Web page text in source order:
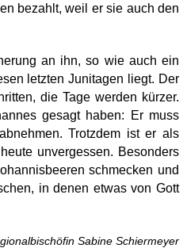
bezahlt, weil er sie auch den
an ihn, so wie auch ein
letzten Junitagen liegt. Der
die Tage werden kürzer.
gesagt haben: Er muss
Trotzdem ist er als
unvergessen. Besonders
schmecken und
in denen etwas von Gott
Sabine Schiermeyer